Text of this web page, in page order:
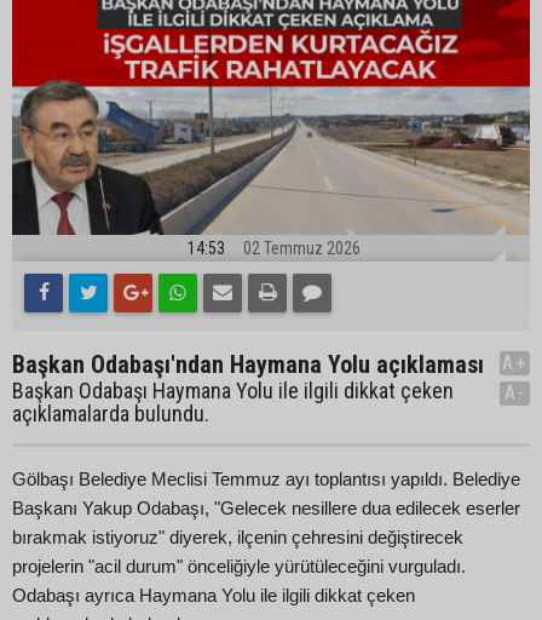
14:53 02 Temmuz 2026
Başkan Odabaşı'ndan Haymana Yolu açıklaması
Başkan Odabaşı Haymana Yolu ile ilgili dikkat çeken
açıklamalarda bulundu.
A+
A-
Gölbaşı Belediye Meclisi Temmuz ayı toplantısı yapıldı. Belediye
Başkanı Yakup Odabaşı, "Gelecek nesillere dua edilecek eserler
bırakmak istiyoruz" diyerek, ilçenin çehresini değiştirecek
projelerin "acil durum" önceliğiyle yürütüleceğini vurguladı.
Odabaşı ayrıca Haymana Yolu ile ilgili dikkat çeken